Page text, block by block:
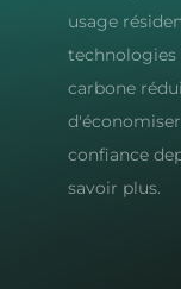
usage
technologies
carbone
confiance
savoir plus.